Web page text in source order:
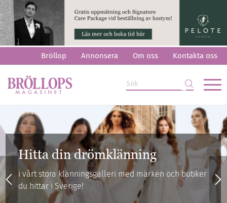
Bröllop Annonsera Om oss Kontakta oss
Hitta din drömring
i vårt stora galleri med vigselringar